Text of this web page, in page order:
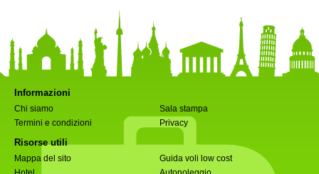
Informazioni
Chi siamo
Sala stampa
Termini e condizioni
Privacy
Risorse utili
Mappa del sito
Guida voli low cost